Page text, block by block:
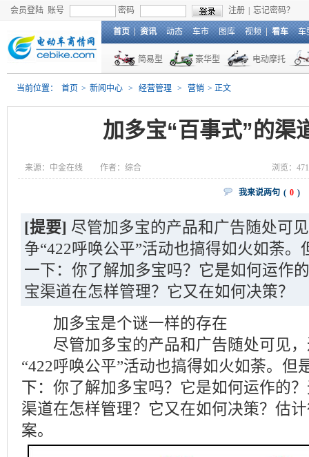
会员登陆 账号 密码 注册 忘记密码？
首页 资讯 动态 车市 图库 视频 看车 车
简易型 豪华型 电动摩托
当前位置： 首页 > 新闻中心 > 经营管理 > 营销 > 正文
加多宝“百事式”的渠
来源：中金在线 作者：综合 浏览：
我来说两句 ( 0 )
[提要] 尽管加多宝的产品和广告随处可
争“422呼唤公平”活动也搞得如火如荼。
一下：你了解加多宝吗？它是如何运作
宝渠道在怎样管理？它又在如何决策？
加多宝是个谜一样的存在
尽管加多宝的产品和广告随处可见，
“422呼唤公平”活动也搞得如火如荼。但
下：你了解加多宝吗？它是如何运作的
渠道在怎样管理？它又在如何决策？估
案。